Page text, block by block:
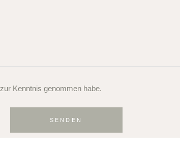
zur Kenntnis genommen habe.
SENDEN